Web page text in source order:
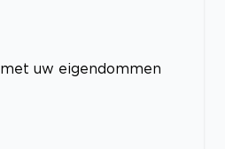
uw eigendommen